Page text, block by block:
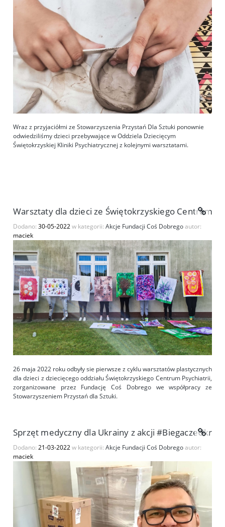
Wraz z przyjaciółmi ze Stowarzyszenia Przystań Dla Sztuki ponownie
odwiedziliśmy dzieci przebywające w Oddziela Dziecięcym
Świętokrzyskiej Kliniki Psychiatrycznej z kolejnymi warsztatami.
Warsztaty dla dzieci ze Świętokrzyskiego Centrum
Dodano: 30-05-2022w kategorii: Akcje Fundacji Coś Dobregoautor:
maciek
26 maja 2022 roku odbyły sie pierwsze z cyklu warsztatów plastycznych
dla dzieci z dziecięcego oddziału Świętokrzyskiego Centrum Psychiatrii,
zorganizowane przez Fundację Coś Dobrego we współpracy ze
Stowarzyszeniem Przystań dla Sztuki.
Sprzęt medyczny dla Ukrainy z akcji
Dodano: 21-03-2022w kategorii: Akcje Fundacji Coś Dobregoautor:
maciek